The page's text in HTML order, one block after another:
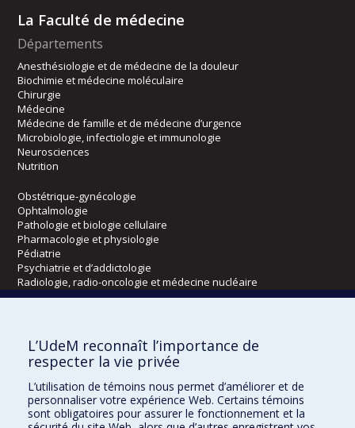
La Faculté de médecine
Départements
Anesthésiologie et de médecine de la douleur
Biochimie et médecine moléculaire
Chirurgie
Médecine
Médecine de famille et de médecine d’urgence
Microbiologie, infectiologie et immunologie
Neurosciences
Nutrition
Obstétrique-gynécologie
Ophtalmologie
Pathologie et biologie cellulaire
Pharmacologie et physiologie
Pédiatrie
Psychiatrie et d’addictologie
Radiologie, radio-oncologie et médecine nucléaire
Kinésiologie et des sciences de l’activité physique
Orthophonie et audiologie
Réadaptation
L’UdeM reconnaît l’importance de
respecter la vie privée
L’utilisation de témoins nous permet d’améliorer et de
personnaliser votre expérience Web. Certains témoins
sont obligatoires pour assurer le fonctionnement et la